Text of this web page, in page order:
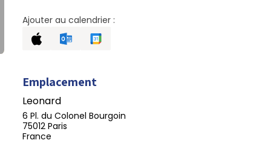
Ajouter au calendrier :
Emplacement
Leonard
6 Pl. du Colonel Bourgoin
75012 Paris
France